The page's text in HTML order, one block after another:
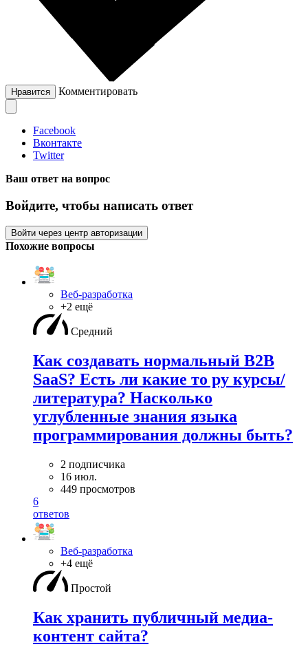
Нравится Комментировать
Facebook
Вконтакте
Twitter
Ваш ответ на вопрос
Войдите, чтобы написать ответ
Войти через центр авторизации
Похожие вопросы
Веб-разработка
+2 ещё
Средний
Как создавать нормальный B2B
SaaS? Есть ли какие то ру курсы/
литература? Насколько
углубленные знания языка
программирования должны быть?
2 подписчика
16 июл.
449 просмотров
6
ответов
Веб-разработка
+4 ещё
Простой
Как хранить публичный медиа-
контент сайта?